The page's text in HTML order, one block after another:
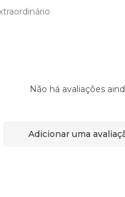
Não há avaliações
Adicionar uma